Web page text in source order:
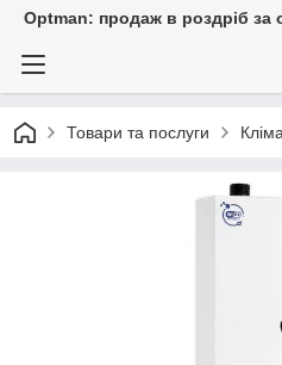
Optman: продаж в роздріб за
Товари та послуги